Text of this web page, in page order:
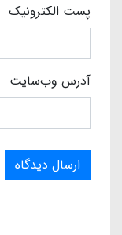
پست الکترونیک
آدرس وب‌سایت
ارسال دیدگاه